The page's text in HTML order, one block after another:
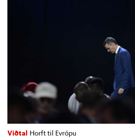
Viðtal Horft til Evrópu